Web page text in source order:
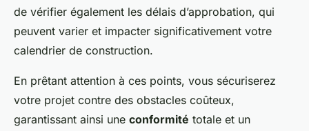
de vérifier également les délais d’approbation, qui
peuvent varier et impacter significativement votre
calendrier de construction.
En prêtant attention à ces points, vous sécuriserez
votre projet contre des obstacles coûteux,
garantissant ainsi une conformité totale et un